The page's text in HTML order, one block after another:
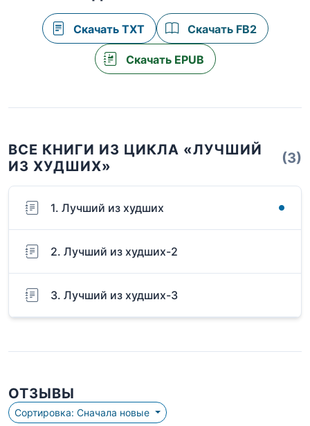
Скачать TXT Скачать FB2
Скачать EPUB
ВСЕ КНИГИ ИЗ ЦИКЛА «ЛУЧШИЙ
ИЗ ХУДШИХ»
(3)
1. Лучший из худших
2. Лучший из худших-2
3. Лучший из худших-3
ОТЗЫВЫ
Сортировка: Сначала новые